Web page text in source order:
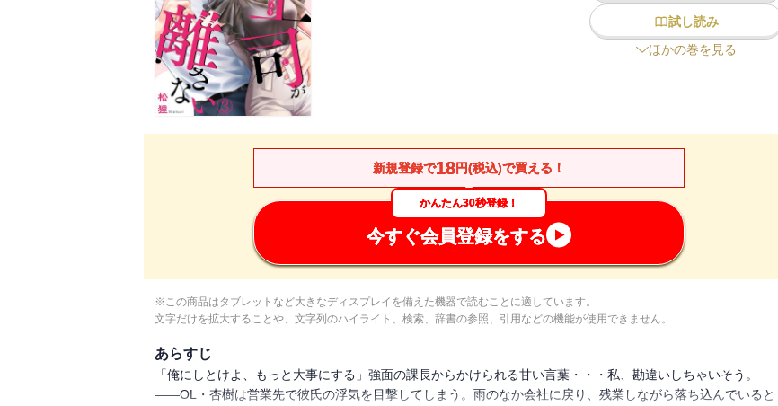
試し読み
ほかの巻を見る
新規登録で18円(税込)で買える！
かんたん30秒登録！
今すぐ会員登録をする
※この商品はタブレットなど大きなディスプレイを備えた機器で読むことに適しています。
文字だけを拡大することや、文字列のハイライト、検索、辞書の参照、引用などの機能が使用できません。
あらすじ
「俺にしとけよ、もっと大事にする」強面の課長からかけられる甘い言葉・・・私、勘違いしちゃいそう。
――OL・杏樹は営業先で彼氏の浮気を目撃してしまう。雨のなか会社に戻り、残業しながら落ち込んでいると